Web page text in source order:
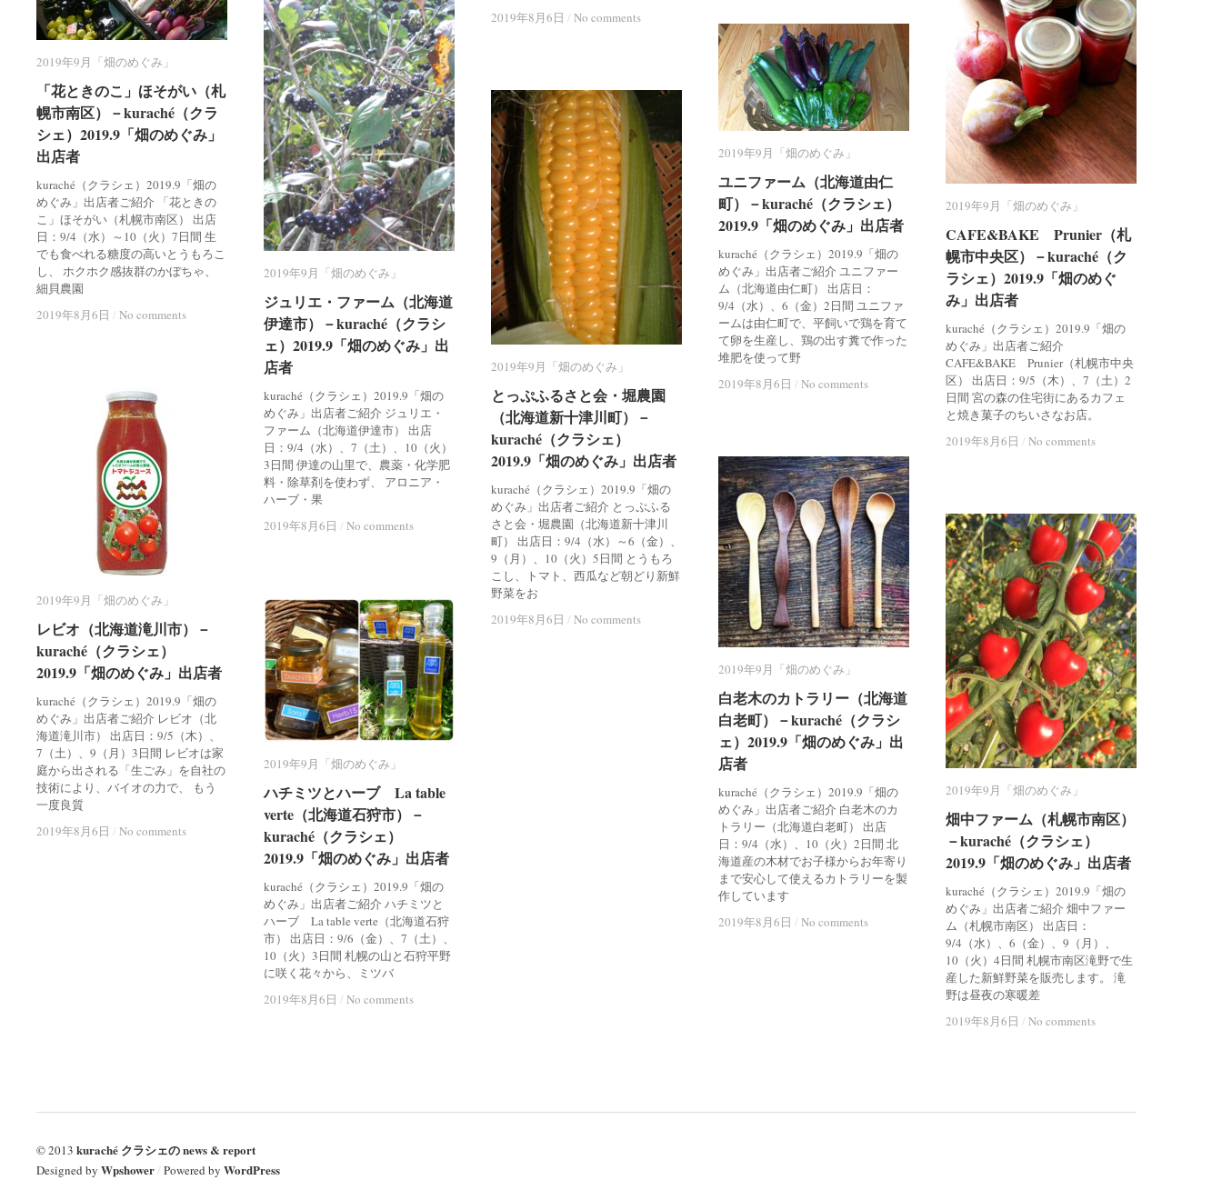
2019年8月6日 / No comments
2019年8月6日 / No comments
2019年9月「畑のめぐみ」
CAFE&BAKE Prunier（札
幌市中央区）－kuraché（ク
ラシェ）2019.9「畑のめぐ
み」出店者
kuraché（クラシェ）2019.9「畑の
めぐみ」出店者ご紹介
CAFE&BAKE Prunier（札幌市中央
区） 出店日：9/5（木）、7（土）2
日間 宮の森の住宅街にあるカフェ
と焼き菓子のちいさなお店。
2019年8月6日 / No comments
2019年9月「畑のめぐみ」
CAFE&BAKE Prunier（札
幌市中央区）－kuraché（ク
ラシェ）2019.9「畑のめぐ
み」出店者
2019年8月6日 / No comments
2019年9月「畑のめぐみ」
「花ときのこ」ほそがい（札
幌市南区）－kuraché（クラ
シェ）2019.9「畑のめぐみ」
出店者
kuraché（クラシェ）2019.9「畑の
めぐみ」出店者ご紹介 「花ときの
こ」ほそがい（札幌市南区） 出店
日：9/4（水）～10（火）7日間 生
でも食べれる糖度の高いとうもろこ
し、 ホクホク感抜群のかぼちゃ、
細貝農園
2019年8月6日 / No comments
2019年9月「畑のめぐみ」
「花ときのこ」ほそがい（札
幌市南区）－kuraché（クラ
シェ）2019.9「畑のめぐみ」
出店者
2019年8月6日 / No comments
2019年9月「畑のめぐみ」
ジュリエ・ファーム（北海道
伊達市）－kuraché（クラシ
ェ）2019.9「畑のめぐみ」出
店者
kuraché（クラシェ）2019.9「畑の
めぐみ」出店者ご紹介 ジュリエ・
ファーム（北海道伊達市） 出店
日：9/4（水）、7（土）、10（火）
3日間 伊達の山里で、農薬・化学肥
料・除草剤を使わず、 アロニア・
ハーブ・果
2019年8月6日 / No comments
2019年9月「畑のめぐみ」
ジュリエ・ファーム（北海道
伊達市）－kuraché（クラシ
ェ）2019.9「畑のめぐみ」出
店者
2019年8月6日 / No comments
2019年9月「畑のめぐみ」
ユニファーム（北海道由仁
町）－kuraché（クラシェ）
2019.9「畑のめぐみ」出店者
kuraché（クラシェ）2019.9「畑の
めぐみ」出店者ご紹介 ユニファー
ム（北海道由仁町） 出店日：
9/4（水）、6（金）2日間 ユニファ
ームは由仁町で、平飼いで鶏を育て
て卵を生産し、鶏の出す糞で作った
堆肥を使って野
2019年8月6日 / No comments
2019年9月「畑のめぐみ」
ユニファーム（北海道由仁
町）－kuraché（クラシェ）
2019.9「畑のめぐみ」出店者
2019年8月6日 / No comments
2019年9月「畑のめぐみ」
とっぷふるさと会・堀農園
（北海道新十津川町）－
kuraché（クラシェ）
2019.9「畑のめぐみ」出店者
kuraché（クラシェ）2019.9「畑の
めぐみ」出店者ご紹介 とっぷふる
さと会・堀農園（北海道新十津川
町） 出店日：9/4（水）～6（金）、
9（月）、10（火）5日間 とうもろ
こし、トマト、西瓜など朝どり新鮮
野菜をお
2019年8月6日 / No comments
2019年9月「畑のめぐみ」
とっぷふるさと会・堀農園
（北海道新十津川町）－
kuraché（クラシェ）
2019.9「畑のめぐみ」出店者
2019年8月6日 / No comments
2019年9月「畑のめぐみ」
レビオ（北海道滝川市）－
kuraché（クラシェ）
2019.9「畑のめぐみ」出店者
kuraché（クラシェ）2019.9「畑の
めぐみ」出店者ご紹介 レビオ（北
海道滝川市） 出店日：9/5（木）、
7（土）、9（月）3日間 レビオは家
庭から出される「生ごみ」を自社の
技術により、バイオの力で、 もう
一度良質
2019年8月6日 / No comments
2019年9月「畑のめぐみ」
レビオ（北海道滝川市）－
kuraché（クラシェ）
2019.9「畑のめぐみ」出店者
2019年8月6日 / No comments
2019年9月「畑のめぐみ」
白老木のカトラリー（北海道
白老町）－kuraché（クラシ
ェ）2019.9「畑のめぐみ」出
店者
kuraché（クラシェ）2019.9「畑の
めぐみ」出店者ご紹介 白老木のカ
トラリー（北海道白老町） 出店
日：9/4（水）、10（火）2日間 北
海道産の木材でお子様からお年寄り
まで安心して使えるカトラリーを製
作しています
2019年8月6日 / No comments
2019年9月「畑のめぐみ」
白老木のカトラリー（北海道
白老町）－kuraché（クラシ
ェ）2019.9「畑のめぐみ」出
店者
2019年8月6日 / No comments
2019年9月「畑のめぐみ」
畑中ファーム（札幌市南区）
－kuraché（クラシェ）
2019.9「畑のめぐみ」出店者
kuraché（クラシェ）2019.9「畑の
めぐみ」出店者ご紹介 畑中ファー
ム（札幌市南区） 出店日：
9/4（水）、6（金）、9（月）、
10（火）4日間 札幌市南区滝野で生
産した新鮮野菜を販売します。 滝
野は昼夜の寒暖差
2019年8月6日 / No comments
2019年9月「畑のめぐみ」
畑中ファーム（札幌市南区）
－kuraché（クラシェ）
2019.9「畑のめぐみ」出店者
2019年8月6日 / No comments
2019年9月「畑のめぐみ」
ハチミツとハーブ La table
verte（北海道石狩市）－
kuraché（クラシェ）
2019.9「畑のめぐみ」出店者
kuraché（クラシェ）2019.9「畑の
めぐみ」出店者ご紹介 ハチミツと
ハーブ La table verte（北海道石狩
市） 出店日：9/6（金）、7（土）、
10（火）3日間 札幌の山と石狩平野
に咲く花々から、ミツバ
2019年8月6日 / No comments
2019年9月「畑のめぐみ」
ハチミツとハーブ La table
verte（北海道石狩市）－
kuraché（クラシェ）
2019.9「畑のめぐみ」出店者
2019年8月6日 / No comments
© 2013 kuraché クラシェの news & report
Designed by Wpshower/ Powered by WordPress